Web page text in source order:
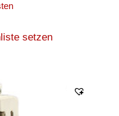
setzen